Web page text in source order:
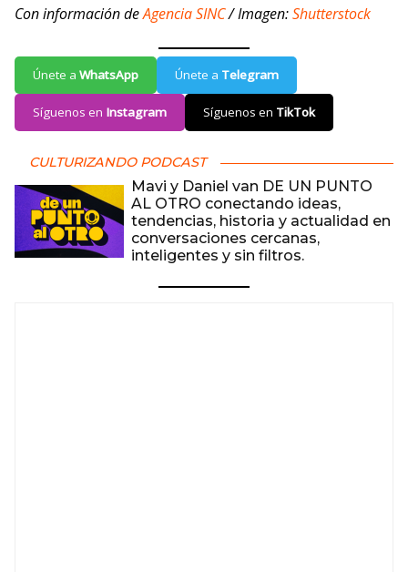
Con información deAgencia SINC/ Imagen:Shutterstock
Únete a WhatsApp Únete a Telegram
Síguenos en Instagram Síguenos en TikTok
CULTURIZANDO PODCAST
Mavi y Daniel van DE UN PUNTO
AL OTRO conectando ideas,
tendencias, historia y actualidad en
conversaciones cercanas,
inteligentes y sin filtros.